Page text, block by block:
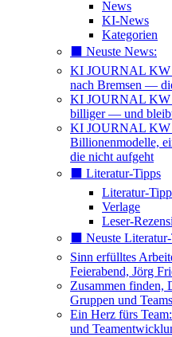
News
KI-News
Kategorien
⬛️ Neuste News:
KI JOURNAL KW
nach Bremsen —
KI JOURNAL KW
billiger — und
KI JOURNAL KW
Billionenmodelle,
die nicht aufgeht
⬛️ Literatur-Tipps
Literatur-
Verlage
Leser-
⬛️ Neuste
Sinn erfülltes
Feierabend, Jörg
Zusammen finden,
Gruppen und
Ein Herz fürs
und